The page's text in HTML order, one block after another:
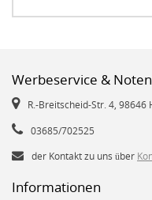
Werbeservice &
R.-Breitscheid-Str. 4, 98646
03685/702525
der Kontakt zu uns über
Informationen